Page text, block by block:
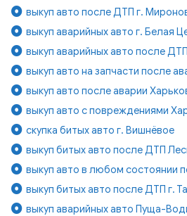
выкуп авто после ДТП г.
выкуп аварийных авто г. Белая
выкуп аварийных авто после
выкуп авто на запчасти после
выкуп авто после аварии
выкуп авто с повреждениями
скупка битых авто г. Вишнёвое
выкуп битых авто после ДТП
выкуп авто в любом состоянии
выкуп битых авто после ДТП г.
выкуп аварийных авто Пуща-